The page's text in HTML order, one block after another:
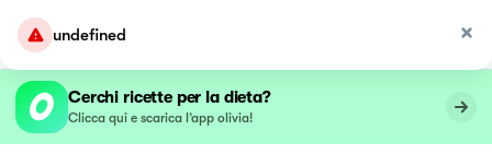
undefined
Cerchi ricette per la dieta?
Clicca qui e scarica l’app olivia!